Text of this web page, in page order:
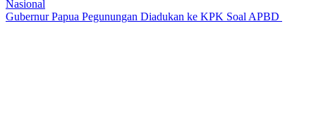
Nasional
Gubernur Papua Pegunungan Diadukan ke KPK Soal APBD